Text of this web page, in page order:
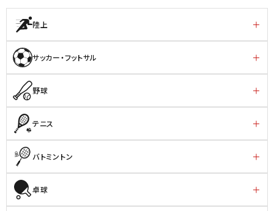
陸上
サッカー・フットサル
野球
テニス
バトミントン
卓球